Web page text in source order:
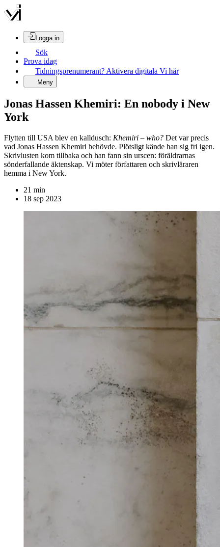
Logga in
Sök
Prova idag
Tidningsprenumerant? Aktivera digitala Vi här
Meny
Jonas Hassen Khemiri: En nobody i New
York
Flytten till USA blev en kalldusch: Khemiri – who? Det var precis
vad Jonas Hassen Khemiri behövde. Plötsligt kände han sig fri igen.
Skrivlusten kom tillbaka och han fann sin urscen: föräldrarnas
sönderfallande äktenskap. Vi möter författaren och skrivläraren
hemma i New York.
21 min
18 sep 2023